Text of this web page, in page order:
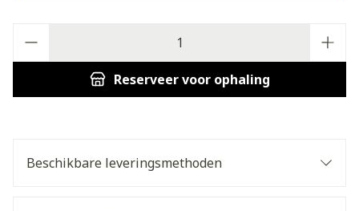
Reserveervoor ophaling
Beschikbare leveringsmethoden